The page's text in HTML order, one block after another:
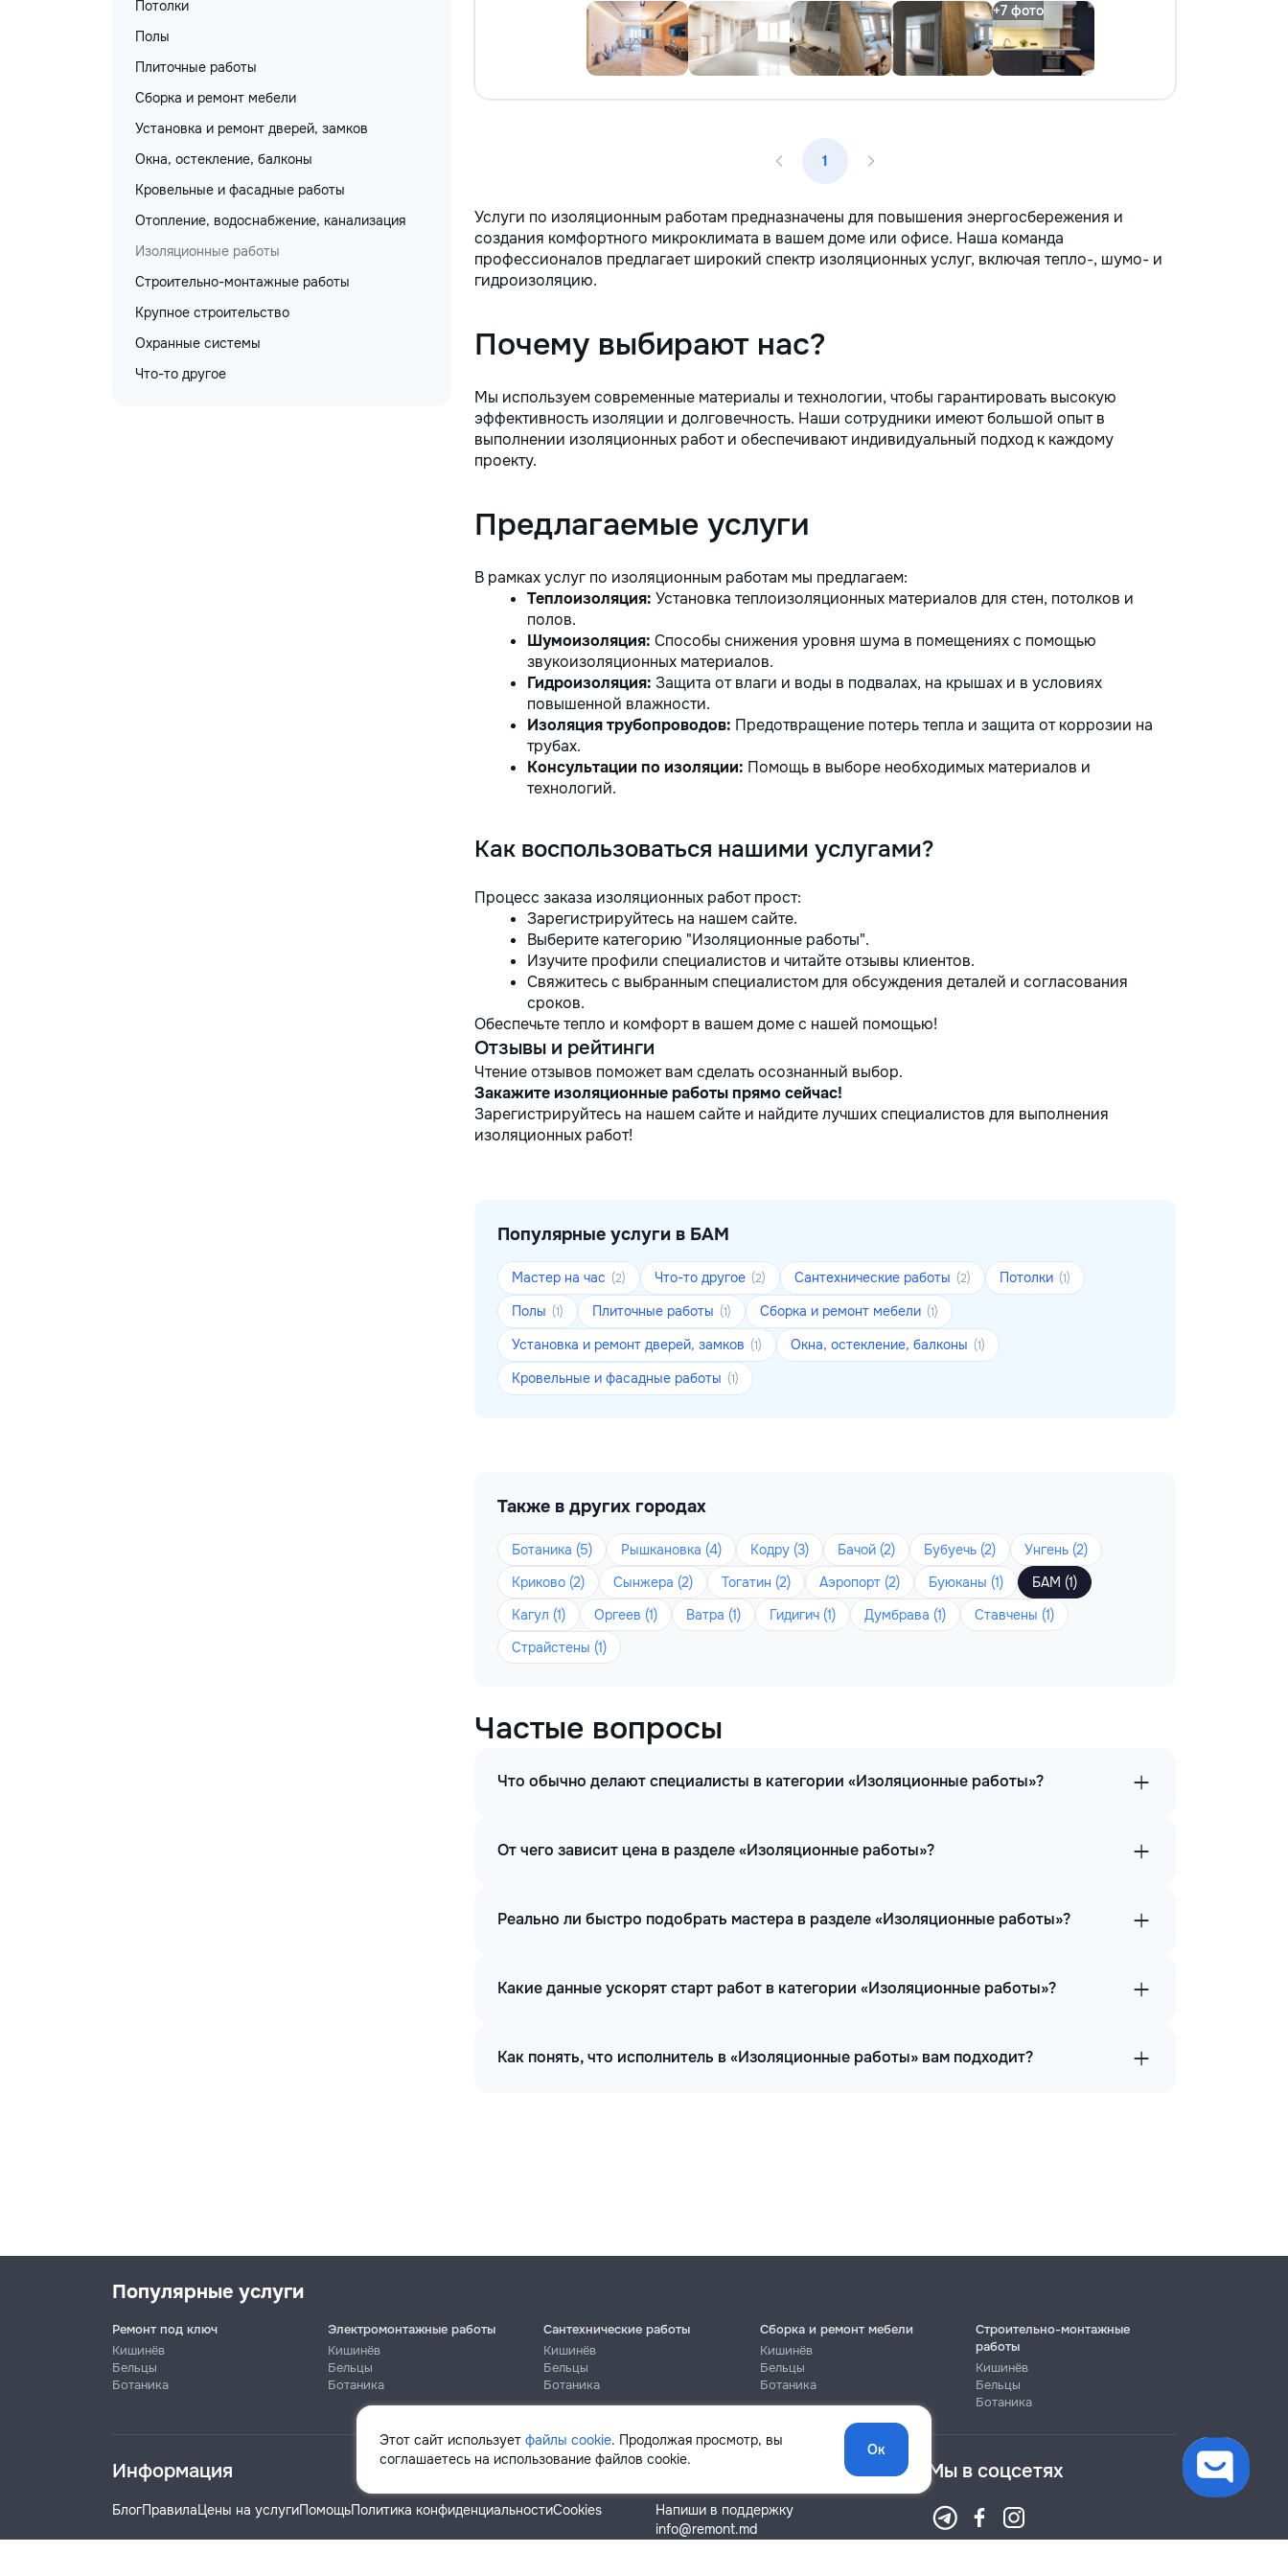
Потолки
Полы
Плиточные работы
Сборка и ремонт мебели
Установка и ремонт дверей, замков
Окна, остекление, балконы
Кровельные и фасадные работы
Отопление, водоснабжение, канализация
Изоляционные работы
Строительно-монтажные работы
Крупное строительство
Охранные системы
Что-то другое
1
Услуги по изоляционным работам предназначены для повышения энергосбережения и
создания комфортного микроклимата в вашем доме или офисе. Наша команда
профессионалов предлагает широкий спектр изоляционных услуг, включая тепло-, шумо- и
гидроизоляцию.
Почему выбирают нас?
Мы используем современные материалы и технологии, чтобы гарантировать высокую
эффективность изоляции и долговечность. Наши сотрудники имеют большой опыт в
выполнении изоляционных работ и обеспечивают индивидуальный подход к каждому
проекту.
Предлагаемые услуги
В рамках услуг по изоляционным работам мы предлагаем:
Теплоизоляция: Установка теплоизоляционных материалов для стен, потолков и
полов.
Шумоизоляция: Способы снижения уровня шума в помещениях с помощью
звукоизоляционных материалов.
Гидроизоляция: Защита от влаги и воды в подвалах, на крышах и в условиях
повышенной влажности.
Изоляция трубопроводов: Предотвращение потерь тепла и защита от коррозии на
трубах.
Консультации по изоляции: Помощь в выборе необходимых материалов и
технологий.
Как воспользоваться нашими услугами?
Процесс заказа изоляционных работ прост:
Зарегистрируйтесь на нашем сайте.
Выберите категорию "Изоляционные работы".
Изучите профили специалистов и читайте отзывы клиентов.
Свяжитесь с выбранным специалистом для обсуждения деталей и согласования
сроков.
Обеспечьте тепло и комфорт в вашем доме с нашей помощью!
Отзывы и рейтинги
Чтение отзывов поможет вам сделать осознанный выбор.
Закажите изоляционные работы прямо сейчас!
Зарегистрируйтесь на нашем сайте и найдите лучших специалистов для выполнения
изоляционных работ!
Популярные услуги в БАМ
Мастер на час (2) Что-то другое (2) Сантехнические работы (2) Потолки (1)
Полы (1) Плиточные работы (1) Сборка и ремонт мебели (1)
Установка и ремонт дверей, замков (1) Окна, остекление, балконы (1)
Кровельные и фасадные работы (1)
Также в других городах
Ботаника (5) Рышкановка (4) Кодру (3) Бачой (2) Бубуечь (2)
Унгень (2)
Криково (2)
Сынжера (2) Тогатин (2) Аэропорт (2) Буюканы (1)
БАМ (1)
Кагул (1)
Оргеев (1) Ватра (1) Гидигич (1) Думбрава (1)
Ставчены (1)
Страйстены (1)
Частые вопросы
Что обычно делают специалисты в категории «Изоляционные работы»?
От чего зависит цена в разделе «Изоляционные работы»?
Реально ли быстро подобрать мастера в разделе «Изоляционные работы»?
Какие данные ускорят старт работ в категории «Изоляционные работы»?
Как понять, что исполнитель в «Изоляционные работы» вам подходит?
Этот сайт использует файлы cookie. Продолжая просмотр, вы
соглашаетесь на использование файлов cookie.
Ок
Популярные услуги
Ремонт под ключ
Кишинёв
Бельцы
Ботаника
Электромонтажные работы
Кишинёв
Бельцы
Ботаника
Сантехнические работы
Кишинёв
Бельцы
Ботаника
Сборка и ремонт мебели
Кишинёв
Бельцы
Ботаника
Строительно-монтажные
работы
Кишинёв
Бельцы
Ботаника
Информация
БлогПравилаЦены на услугиПомощьПолитика конфиденциальностиCookies
Помощь
Напиши в поддержку
info@remont.md
Мы в соцсетях